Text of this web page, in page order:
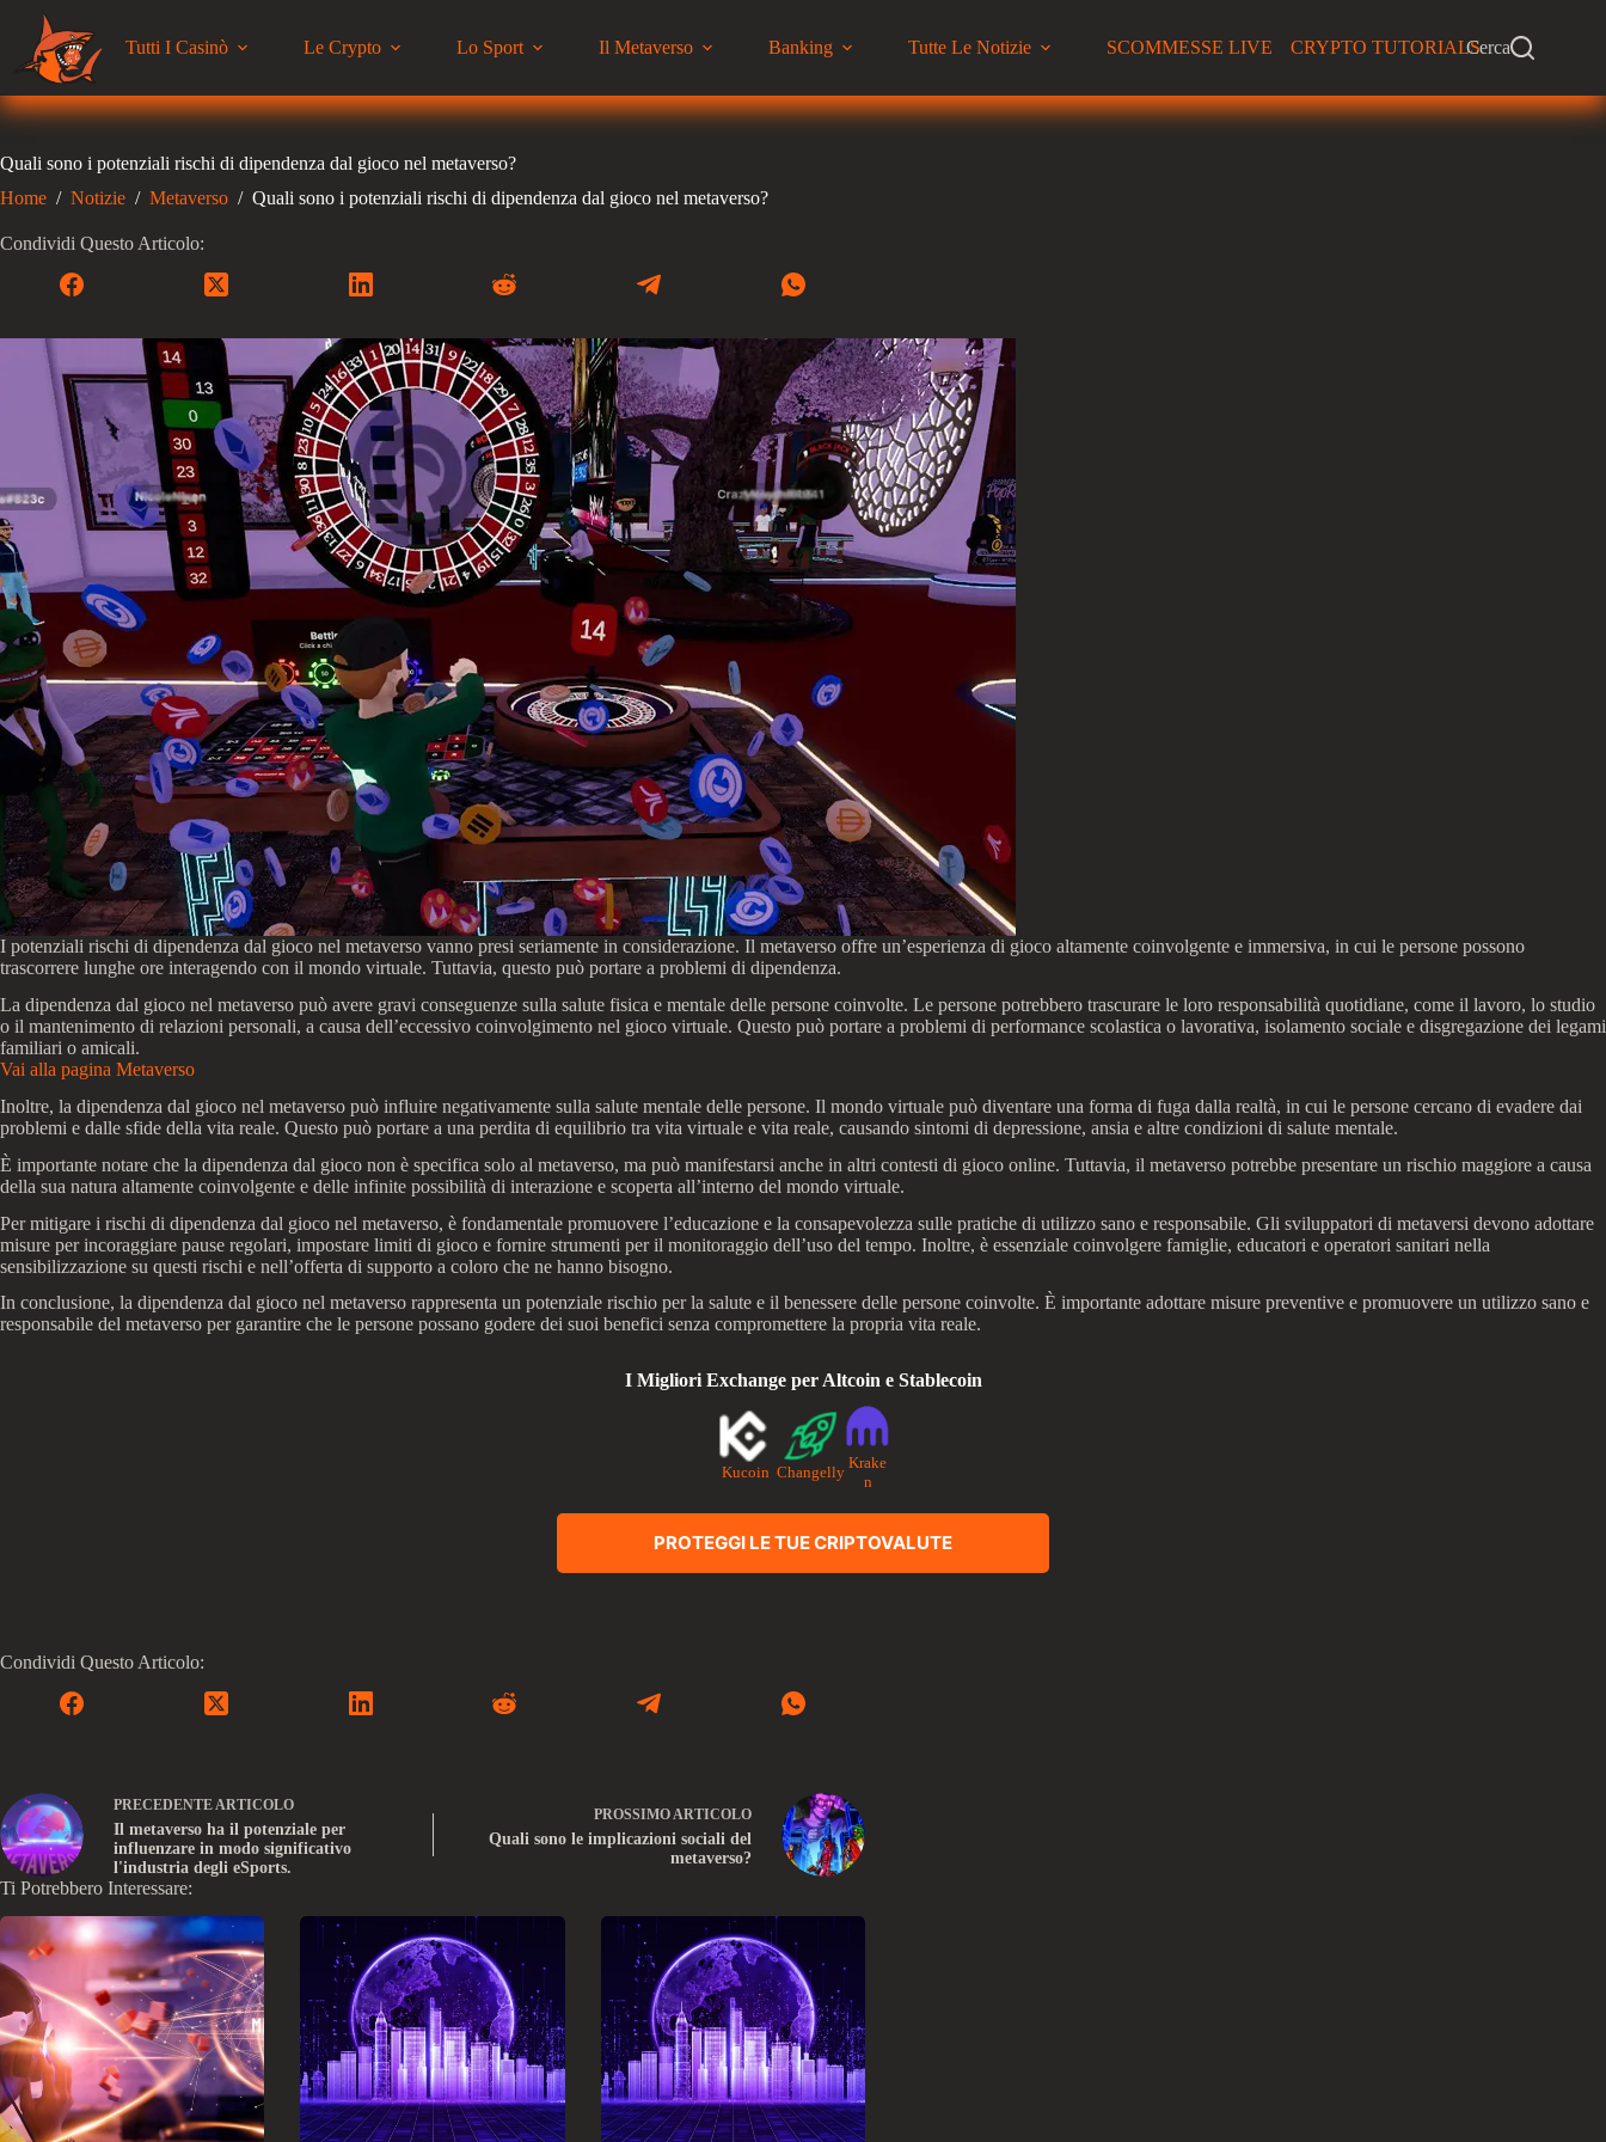
contenuto
Tutti I Casinò Le Crypto Lo Sport Il Metaverso Banking Tutte Le Notizie SCOMMESSE LIVE CRYPTO TUTORIALSCerca
Quali sono i potenziali rischi di dipendenza dal gioco nel metaverso?
Home / Notizie / Metaverso / Quali sono i potenziali rischi di dipendenza dal gioco nel metaverso?
Condividi Questo Articolo:
I potenziali rischi di dipendenza dal gioco nel metaverso vanno presi seriamente in considerazione. Il metaverso offre un’esperienza di gioco altamente coinvolgente e immersiva, in cui le persone possono
trascorrere lunghe ore interagendo con il mondo virtuale. Tuttavia, questo può portare a problemi di dipendenza.
La dipendenza dal gioco nel metaverso può avere gravi conseguenze sulla salute fisica e mentale delle persone coinvolte. Le persone potrebbero trascurare le loro responsabilità quotidiane, come il lavoro, lo studio
o il mantenimento di relazioni personali, a causa dell’eccessivo coinvolgimento nel gioco virtuale. Questo può portare a problemi di performance scolastica o lavorativa, isolamento sociale e disgregazione dei legami
familiari o amicali.
Vai alla pagina Metaverso
Inoltre, la dipendenza dal gioco nel metaverso può influire negativamente sulla salute mentale delle persone. Il mondo virtuale può diventare una forma di fuga dalla realtà, in cui le persone cercano di evadere dai
problemi e dalle sfide della vita reale. Questo può portare a una perdita di equilibrio tra vita virtuale e vita reale, causando sintomi di depressione, ansia e altre condizioni di salute mentale.
È importante notare che la dipendenza dal gioco non è specifica solo al metaverso, ma può manifestarsi anche in altri contesti di gioco online. Tuttavia, il metaverso potrebbe presentare un rischio maggiore a causa
della sua natura altamente coinvolgente e delle infinite possibilità di interazione e scoperta all’interno del mondo virtuale.
Per mitigare i rischi di dipendenza dal gioco nel metaverso, è fondamentale promuovere l’educazione e la consapevolezza sulle pratiche di utilizzo sano e responsabile. Gli sviluppatori di metaversi devono adottare
misure per incoraggiare pause regolari, impostare limiti di gioco e fornire strumenti per il monitoraggio dell’uso del tempo. Inoltre, è essenziale coinvolgere famiglie, educatori e operatori sanitari nella
sensibilizzazione su questi rischi e nell’offerta di supporto a coloro che ne hanno bisogno.
In conclusione, la dipendenza dal gioco nel metaverso rappresenta un potenziale rischio per la salute e il benessere delle persone coinvolte. È importante adottare misure preventive e promuovere un utilizzo sano e
responsabile del metaverso per garantire che le persone possano godere dei suoi benefici senza compromettere la propria vita reale.
I Migliori Exchange per Altcoin e Stablecoin
Kucoin Changelly
Krake
n
PROTEGGI LE TUE CRIPTOVALUTE
Condividi Questo Articolo:
PRECEDENTE ARTICOLO
Il metaverso ha il potenziale per
influenzare in modo significativo
l'industria degli eSports.
PROSSIMO ARTICOLO
Quali sono le implicazioni sociali del
metaverso?
Ti Potrebbero Interessare: